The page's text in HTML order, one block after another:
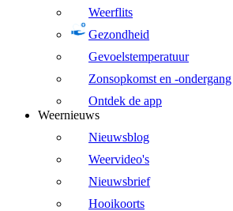
Weerflits
Gezondheid
Gevoelstemperatuur
Zonsopkomst en -ondergang
Ontdek de app
Weernieuws
Nieuwsblog
Weervideo's
Nieuwsbrief
Hooikoorts